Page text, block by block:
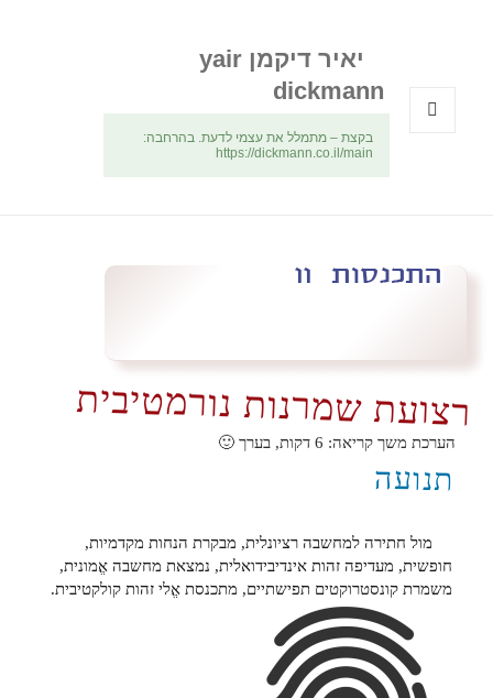
יאיר דיקמן yair
dickmann
בקצת – מתמלל את עצמי לדעת. בהרחבה:
https://dickmann.co.il/main
רצועת שמרנות נורמטיבית
הערכת משך קריאה: 6 דקות, בערך 🙂
תנועה
מול חתירה למחשבה רציונלית, מבקרת הנחות מקדמיות,
חופשית, מעדיפה זהות אינדיבידואלית, נמצאת מחשבה אֱמונית,
משמרת קונסטרוקטים תפישתיים, מתכנסת אֱלי זהות קולקטיבית.